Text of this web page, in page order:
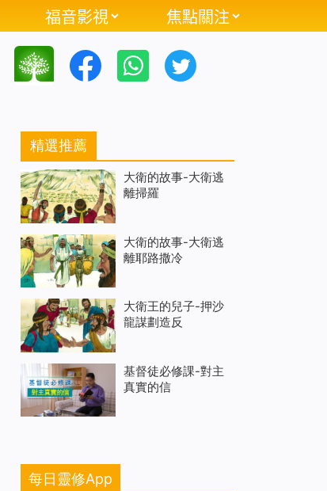
福音影視 焦點關注
精選推薦
大衛的故事-大衛逃
離掃羅
大衛的故事-大衛逃
離耶路撒冷
大衛王的兒子-押沙
龍謀劃造反
基督徒必修課-對主
真實的信
每日靈修App